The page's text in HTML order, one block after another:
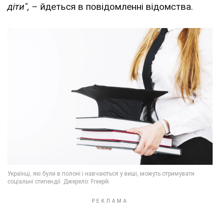
діти", – йдеться в повідомленні відомства.